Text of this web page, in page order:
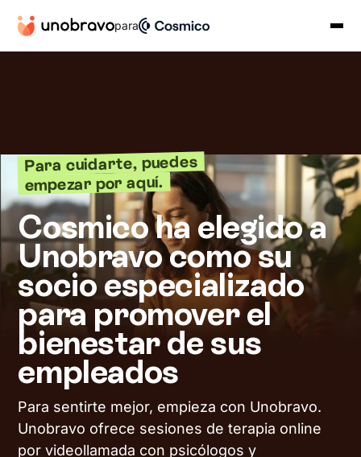
para
Para cuidarte, puedes
empezar por aquí.
Cosmico ha elegido a
Unobravo como su
socio especializado
para promover el
bienestar de sus
empleados
Para sentirte mejor, empieza con Unobravo.
Unobravo ofrece sesiones de terapia online
por videollamada con psicólogos y